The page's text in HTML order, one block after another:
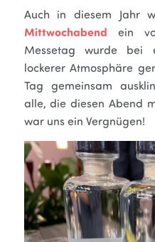
Auch in diesem Jahr
Mittwochabend ein
Messetag wurde bei
lockerer Atmosphäre
Tag gemeinsam
alle, die diesen Abend
war uns ein Vergnügen!